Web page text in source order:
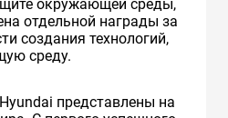
окружающей среды,
отдельной награды за
создания технологий,
среду.
представлены на